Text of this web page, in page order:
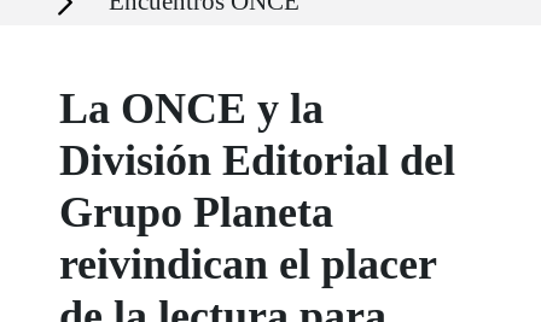
La ONCE y la
División Editorial del
Grupo Planeta
reivindican el placer